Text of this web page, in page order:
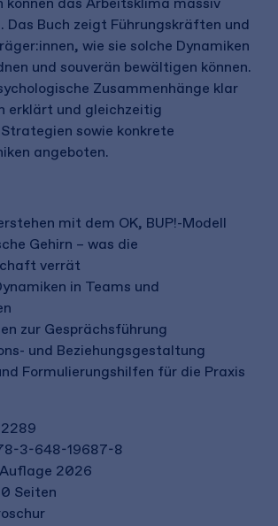
Das Buch zeigt Führungskräften und
wie sie solche Dynamiken
und souverän bewältigen können.
Zusammenhänge klar
erklärt und gleichzeitig
sowie konkrete
angeboten.
mit dem OK, BUP!-Modell
Gehirn – was die
verrät
in Teams und
zur Gesprächsführung
und Beziehungsgestaltung
Formulierungshilfen für die Praxis
3-648-19687-8
Auflage 2026
Seiten